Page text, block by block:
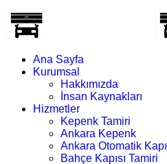
Ana Sayfa
Kurumsal
Hakkımızda
İnsan Kaynakları
Hizmetler
Kepenk Tamiri
Ankara Kepenk
Ankara Otomatik Kapı
Bahçe Kapısı Tamiri